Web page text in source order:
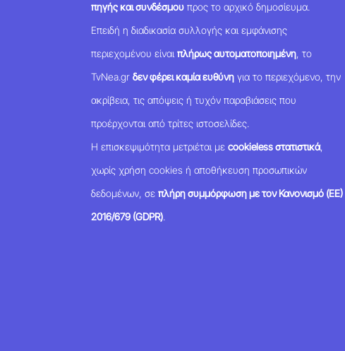
πηγής και συνδέσμου προς το αρχικό δημοσίευμα.
Επειδή η διαδικασία συλλογής και εμφάνισης
περιεχομένου είναιπλήρως αυτοματοποιημένη , το
TvNea.grδεν φέρει καμία ευθύνη για το περιεχόμενο, την
ακρίβεια, τις απόψεις ή τυχόν παραβιάσεις που
προέρχονται από τρίτες ιστοσελίδες.
Η επισκεψιμότητα μετριέται μεcookieless στατιστικά,
χωρίς χρήση cookies ή αποθήκευση προσωπικών
δεδομένων, σεπλήρη συμμόρφωση με τον Κανονισμό (ΕΕ)
2016/679 (GDPR).